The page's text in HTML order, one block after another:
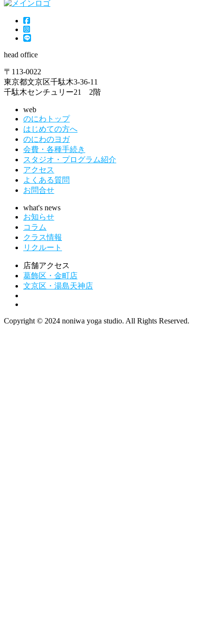
head office
〒113-0022
東京都文京区千駄木3-36-11
千駄木センチュリー21 2階
web
のにわトップ
はじめての方へ
のにわのヨガ
会費・各種手続き
スタジオ・プログラム紹介
アクセス
よくある質問
お問合せ
what's news
お知らせ
コラム
クラス情報
リクルート
店舗アクセス
葛飾区・金町店
文京区・湯島天神店
Copyright © 2024 noniwa yoga studio. All Rights Reserved.